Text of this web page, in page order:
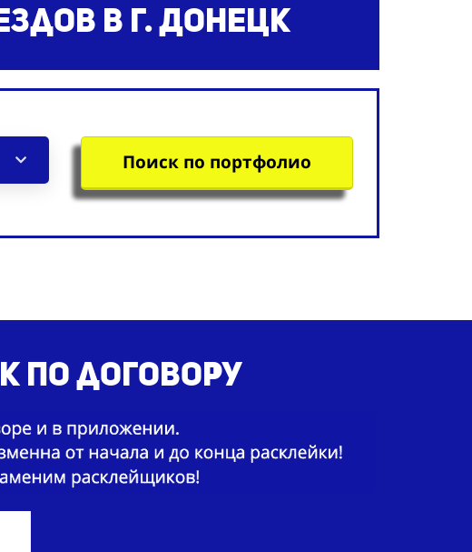
в г. Донецк
Поиск по портфолио
по договору